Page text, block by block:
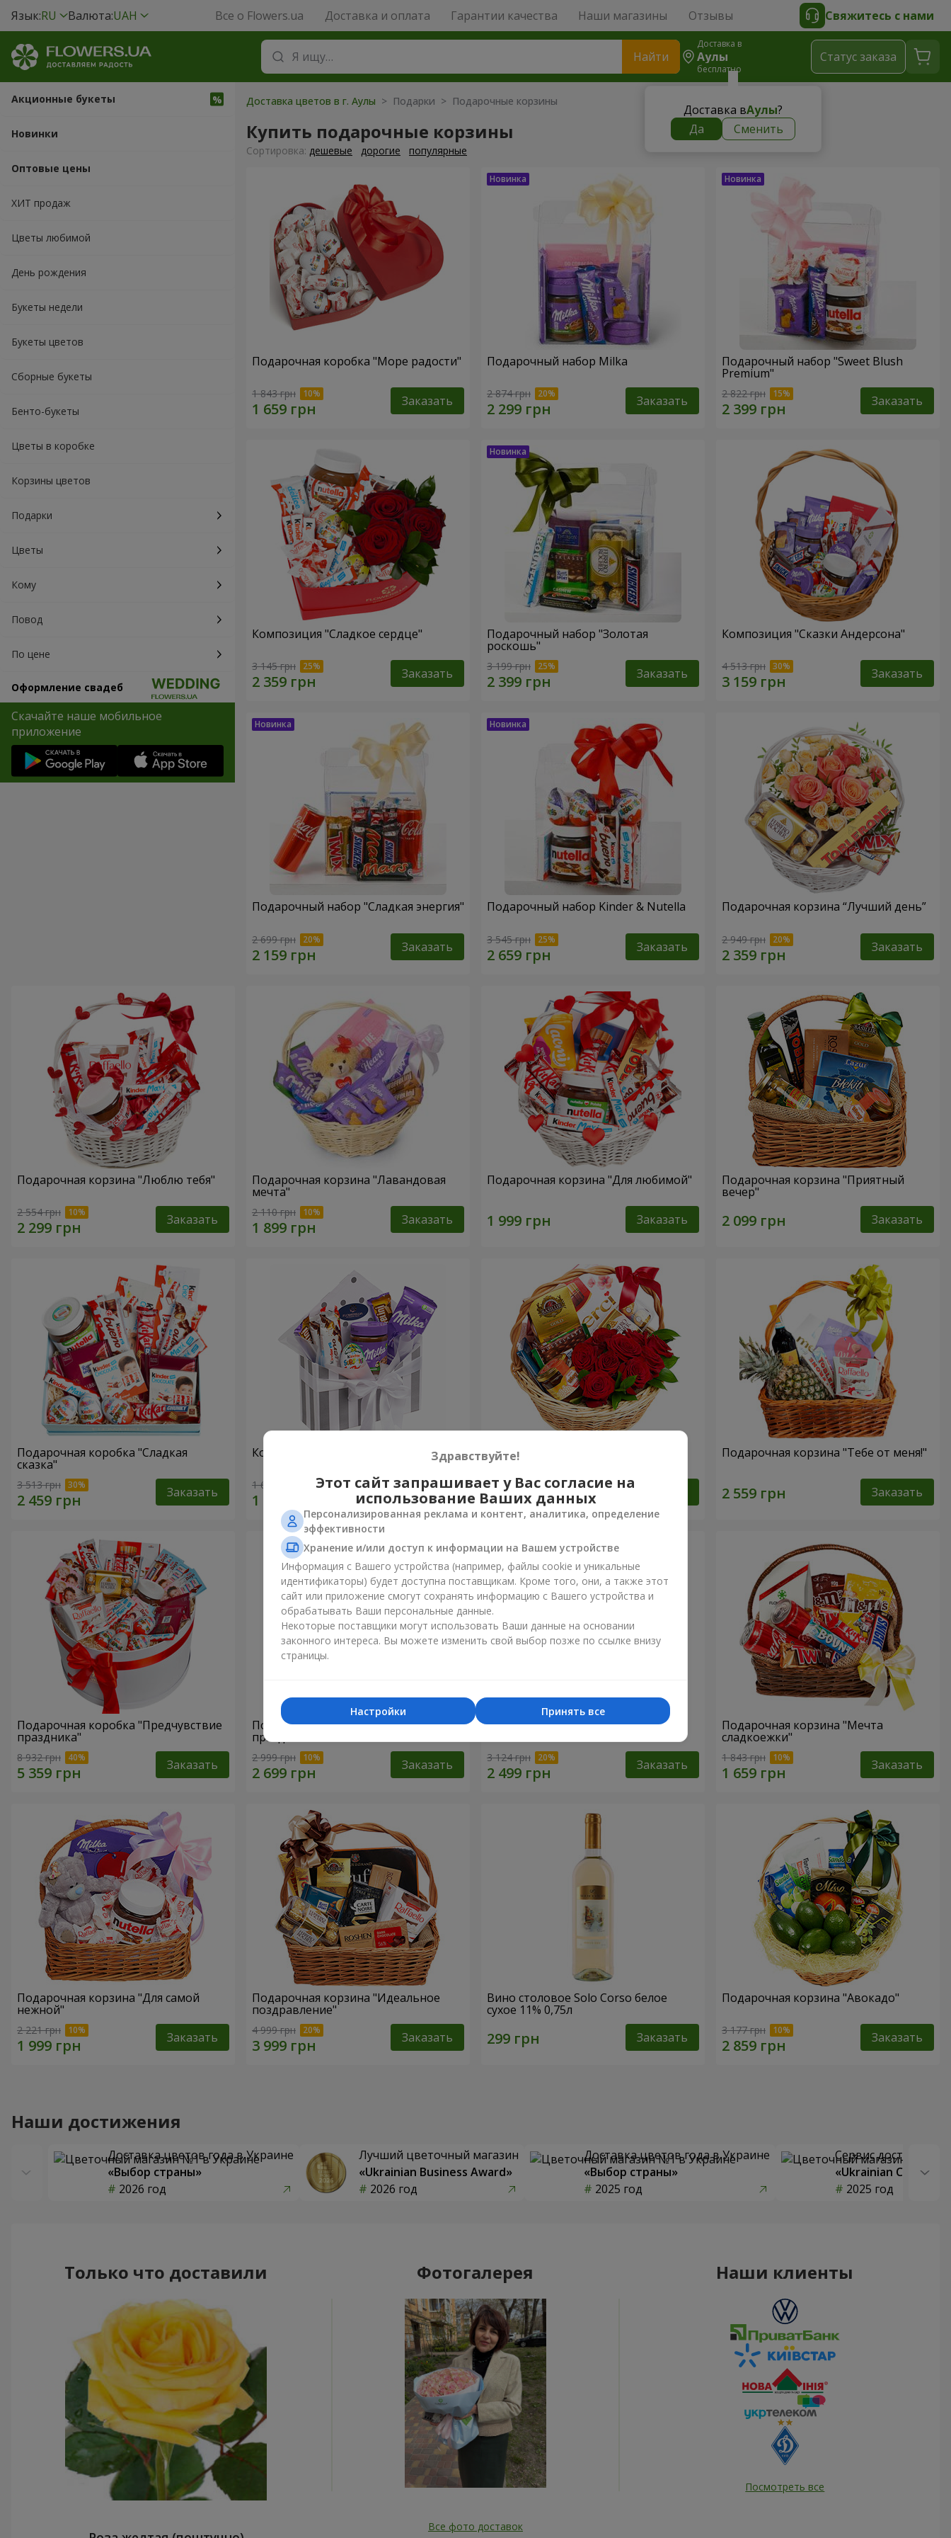
Язык:RU Валюта:UAH Все о Flowers.ua Доставка и оплата Гарантии качества Наши магазины Отзывы Свяжитесь с нами
Найти
Доставка в
Аулы
бесплатно
Доставка вАулы?
Да
Сменить
Cтатус заказа
Акционные букеты
Новинки
Оптовые цены
ХИТ продаж
Цветы любимой
День рождения
Букеты недели
Букеты цветов
Сборные букеты
Бенто-букеты
Цветы в коробке
Корзины цветов
Подарки
Цветы
Кому
Повод
По цене
Оформление свадеб
Скачайте наше мобильное
приложение
Доставка цветов в г. Аулы > Подарки > Подарочные корзины
Купить подарочные корзины
Cортировка: дешевые дорогие популярные
Подарочная коробка "Море радости"
1 843 грн Заказать
Подарочный набор Milka
2 874 грн Заказать
Подарочный набор "Sweet Blush
Premium"
2 822 грн Заказать
Композиция "Сладкое сердце"
3 145 грн Заказать
Подарочный набор "Золотая
роскошь"
3 199 грн Заказать
Композиция "Сказки Андерсона"
4 513 грн Заказать
Подарочный набор "Сладкая энергия"
2 699 грн Заказать
Подарочный набор Kinder & Nutella
3 545 грн Заказать
Подарочная корзина “Лучший день”
2 949 грн Заказать
Подарочная корзина "Люблю тебя"
2 554 грн Заказать
Подарочная корзина "Лавандовая
мечта"
2 110 грн Заказать
Подарочная корзина "Для любимой"
Заказать
Подарочная корзина "Приятный
вечер"
Заказать
Подарочная коробка "Сладкая
сказка"
3 513 грн Заказать
Композиция "Сладкая нежность"
1 621 грн Заказать
Подарочная корзина "Классика"
3 749 грн
Подарочная корзина "Тебе от меня!"
Заказать
Подарочная коробка "Предчувствие
праздника"
8 932 грн Заказать
Подарочная корзина "Детский
праздник!"
2 999 грн Заказать
Подарочная корзина "Амур"
3 124 грн Заказать
Подарочная корзина "Мечта
сладкоежки"
1 843 грн Заказать
Подарочная корзина "Для самой
нежной"
2 221 грн Заказать
Подарочная корзина "Идеальное
поздравление"
4 999 грн Заказать
Вино столовое Solo Corso белое
сухое 11% 0,75л
Заказать
Подарочная корзина "Авокадо"
3 177 грн Заказать
Наши достижения
Доставка цветов года в Украине
«Выбор страны»
2026 год
Лучший цветочный магазин
«Ukrainian Business Award»
2026 год
Доставка цветов года в Украине
«Выбор страны»
2025 год
Сервис доставки
«Ukrainian Choice»
2025 год
Только что доставили Фотогалерея
Все фото доставок
Наши клиенты
Посмотреть все
Здравствуйте!
Этот сайт запрашивает у Вас согласие на
использование Ваших данных
Персонализированная реклама и контент, аналитика, определение
эффективности
Хранение и/или доступ к информации на Вашем устройстве
Информация с Вашего устройства (например, файлы cookie и уникальные
идентификаторы) будет доступна поставщикам. Кроме того, они, а также этот
сайт или приложение смогут сохранять информацию с Вашего устройства и
обрабатывать Ваши персональные данные.
Некоторые поставщики могут использовать Ваши данные на основании
законного интереса. Вы можете изменить свой выбор позже по ссылке внизу
страницы.
Принять все
Настройки